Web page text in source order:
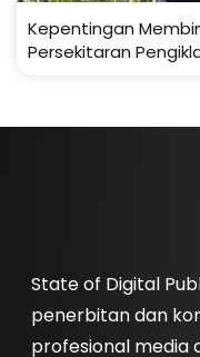
Kepentingan
Persekitaran
State of Digital
penerbitan dan
profesional media